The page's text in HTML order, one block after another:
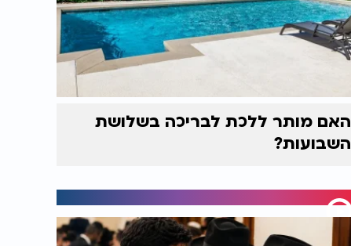
האם מותר ללכת לבריכה בשלושת
השבועות?